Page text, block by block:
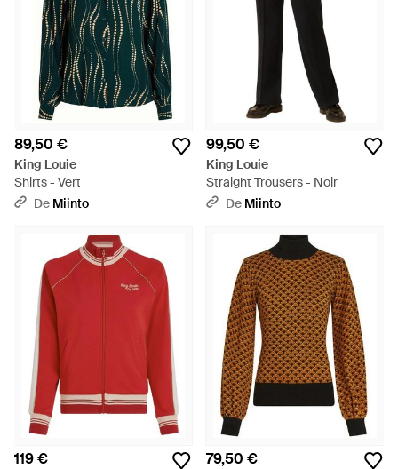
89,50 €
King Louie
Shirts - Vert
De Miinto
99,50 €
King Louie
Straight Trousers - Noir
De Miinto
119 € 79,50 €